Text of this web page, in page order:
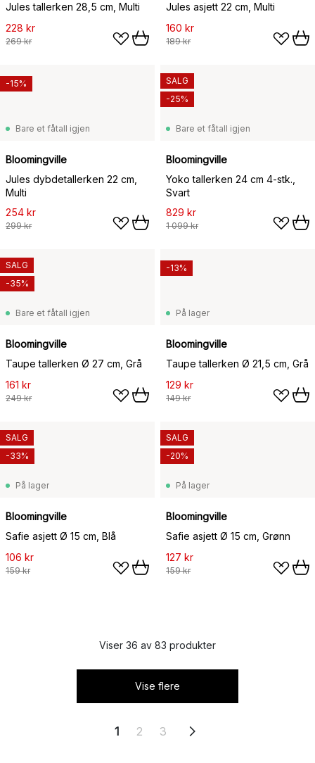
Jules tallerken 28,5 cm, Multi
228 kr
269 kr
Jules asjett 22 cm, Multi
160 kr
189 kr
Bare et fåtall igjen
Bloomingville
Jules dybdetallerken 22 cm,
Multi
254 kr
299 kr
-15%
Bare et fåtall igjen
Bloomingville
Yoko tallerken 24 cm 4-stk.,
Svart
829 kr
1 099 kr
SALG
-25%
Bare et fåtall igjen
Bloomingville
Taupe tallerken Ø 27 cm, Grå
161 kr
249 kr
SALG
-35%
På lager
Bloomingville
Taupe tallerken Ø 21,5 cm, Grå
129 kr
149 kr
-13%
På lager
Bloomingville
Safie asjett Ø 15 cm, Blå
106 kr
159 kr
SALG
-33%
På lager
Bloomingville
Safie asjett Ø 15 cm, Grønn
127 kr
159 kr
SALG
-20%
Viser 36 av 83 produkter
Vise flere
1 2 3